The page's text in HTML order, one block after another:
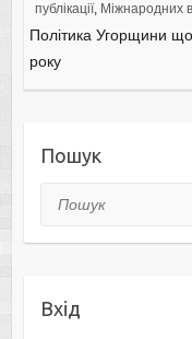
публікації, Міжнародних
Політика Угорщини
року
Пошук
Пошук
Вхід